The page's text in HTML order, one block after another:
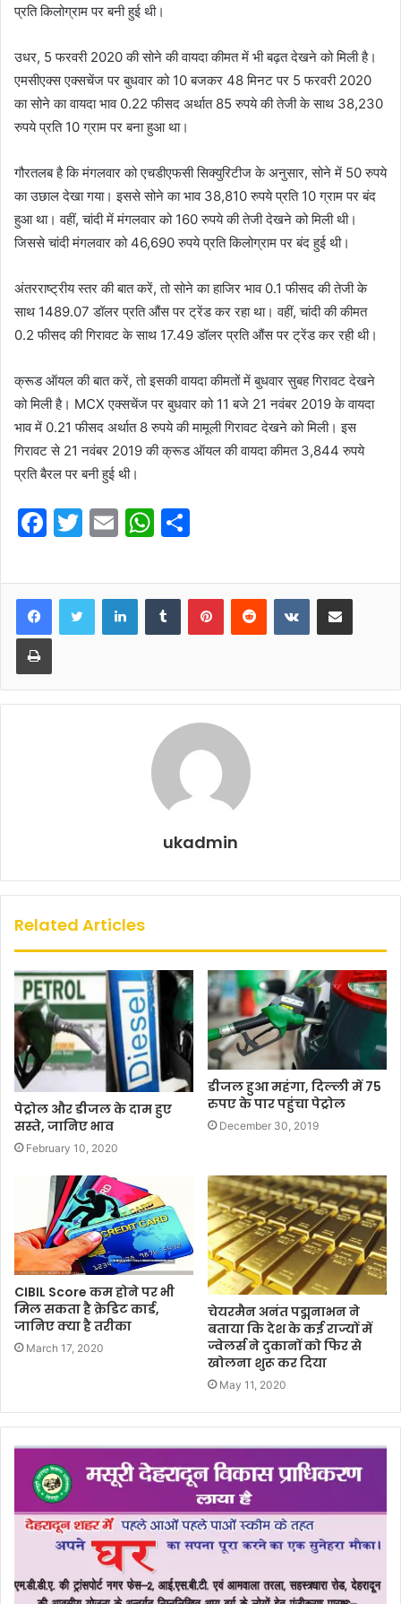
प्रति किलोग्राम पर बनी हुई थी।
उधर, 5 फरवरी 2020 की सोने की वायदा कीमत में भी बढ़त देखने को मिली है।
एमसीएक्स एक्सचेंज पर बुधवार को 10 बजकर 48 मिनट पर 5 फरवरी 2020
का सोने का वायदा भाव 0.22 फीसद अर्थात 85 रुपये की तेजी के साथ 38,230
रुपये प्रति 10 ग्राम पर बना हुआ था।
गौरतलब है कि मंगलवार को एचडीएफसी सिक्युरिटीज के अनुसार, सोने में 50 रुपये
का उछाल देखा गया। इससे सोने का भाव 38,810 रुपये प्रति 10 ग्राम पर बंद
हुआ था। वहीं, चांदी में मंगलवार को 160 रुपये की तेजी देखने को मिली थी।
जिससे चांदी मंगलवार को 46,690 रुपये प्रति किलोग्राम पर बंद हुई थी।
अंतरराष्ट्रीय स्तर की बात करें, तो सोने का हाजिर भाव 0.1 फीसद की तेजी के
साथ 1489.07 डॉलर प्रति औंस पर ट्रेंड कर रहा था। वहीं, चांदी की कीमत
0.2 फीसद की गिरावट के साथ 17.49 डॉलर प्रति औंस पर ट्रेंड कर रही थी।
क्रूड ऑयल की बात करें, तो इसकी वायदा कीमतों में बुधवार सुबह गिरावट देखने
को मिली है। MCX एक्सचेंज पर बुधवार को 11 बजे 21 नवंबर 2019 के वायदा
भाव में 0.21 फीसद अर्थात 8 रुपये की मामूली गिरावट देखने को मिली। इस
गिरावट से 21 नवंबर 2019 की क्रूड ऑयल की वायदा कीमत 3,844 रुपये
प्रति बैरल पर बनी हुई थी।
F
c
e
b
o
o
T
itt
er
E
ai
l
W
at
s
A
p
ar
e
ukadmin
Related Articles
पेट्रोल और डीजल के दाम हुए
सस्ते, जानिए भाव
February 10, 2020
डीजल हुआ महंगा, दिल्ली में 75
रुपए के पार पहुंचा पेट्रोल
December 30, 2019
CIBIL Score कम होने पर भी
मिल सकता है क्रेडिट कार्ड,
जानिए क्या है तरीका
March 17, 2020
चेयरमैन अनंत पद्मनाभन ने
बताया कि देश के कई राज्यों में
ज्वेलर्स ने दुकानों को फिर से
खोलना शुरू कर दिया
May 11, 2020